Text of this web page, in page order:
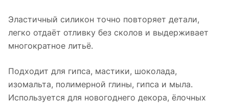
Эластичный силикон точно повторяет детали,
легко отдаёт отливку без сколов и выдерживает
многократное литьё.
Подходит для гипса, мастики, шоколада,
изомальта, полимерной глины, гипса и мыла.
Используется для новогоднего декора, ёлочных